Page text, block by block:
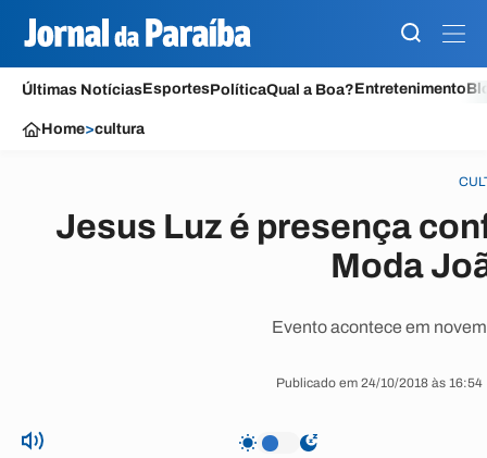
Últimas NotíciasEsportesPolíticaQual a Boa?Entretenimento
Home>cultura
Jesus Luz é presença
Moda
Evento acontece em
Publicado em 24/10/2018 às